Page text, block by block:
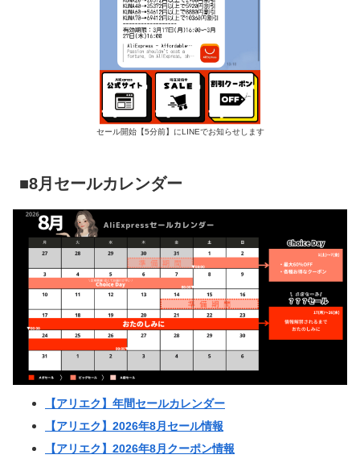
セール開始【5分前】にLINEでお知らせします
■8月セールカレンダー
【アリエク】年間セールカレンダー
【アリエク】2026年8月セール情報
【アリエク】2026年8月クーポン情報